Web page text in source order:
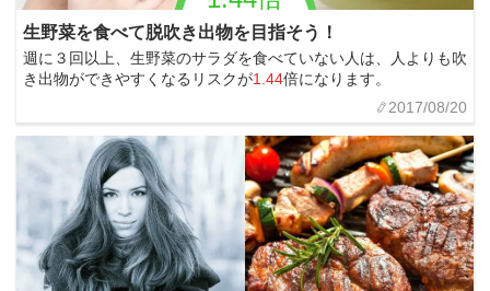
生野菜を食べて脱吹き出物を目指そう！
週に３回以上、生野菜のサラダを食べていない人は、人よりも吹
き出物ができやすくなるリスクが1.44倍になります。
2017/08/20